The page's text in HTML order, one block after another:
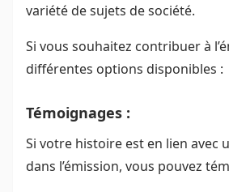
variété de sujets de société.
Si vous souhaitez contribuer à
différentes options disponibles :
Témoignages :
Si votre histoire est en lien avec
dans l’émission, vous pouvez